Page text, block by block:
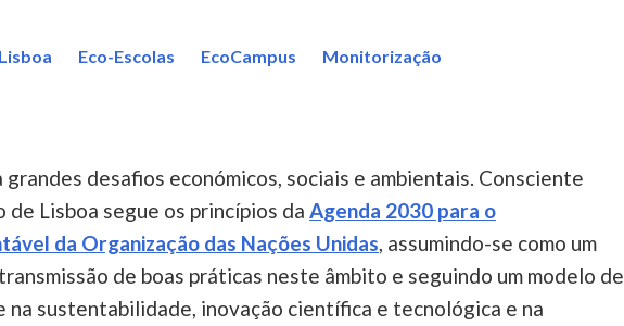
Eco-Escolas EcoCampus Monitorização
desafios económicos, sociais e ambientais. Consciente
Lisboa segue os princípios da Agenda 2030 para o
da Organização das Nações Unidas, assumindo-se como um
de boas práticas neste âmbito e seguindo um modelo de
sustentabilidade, inovação científica e tecnológica e na